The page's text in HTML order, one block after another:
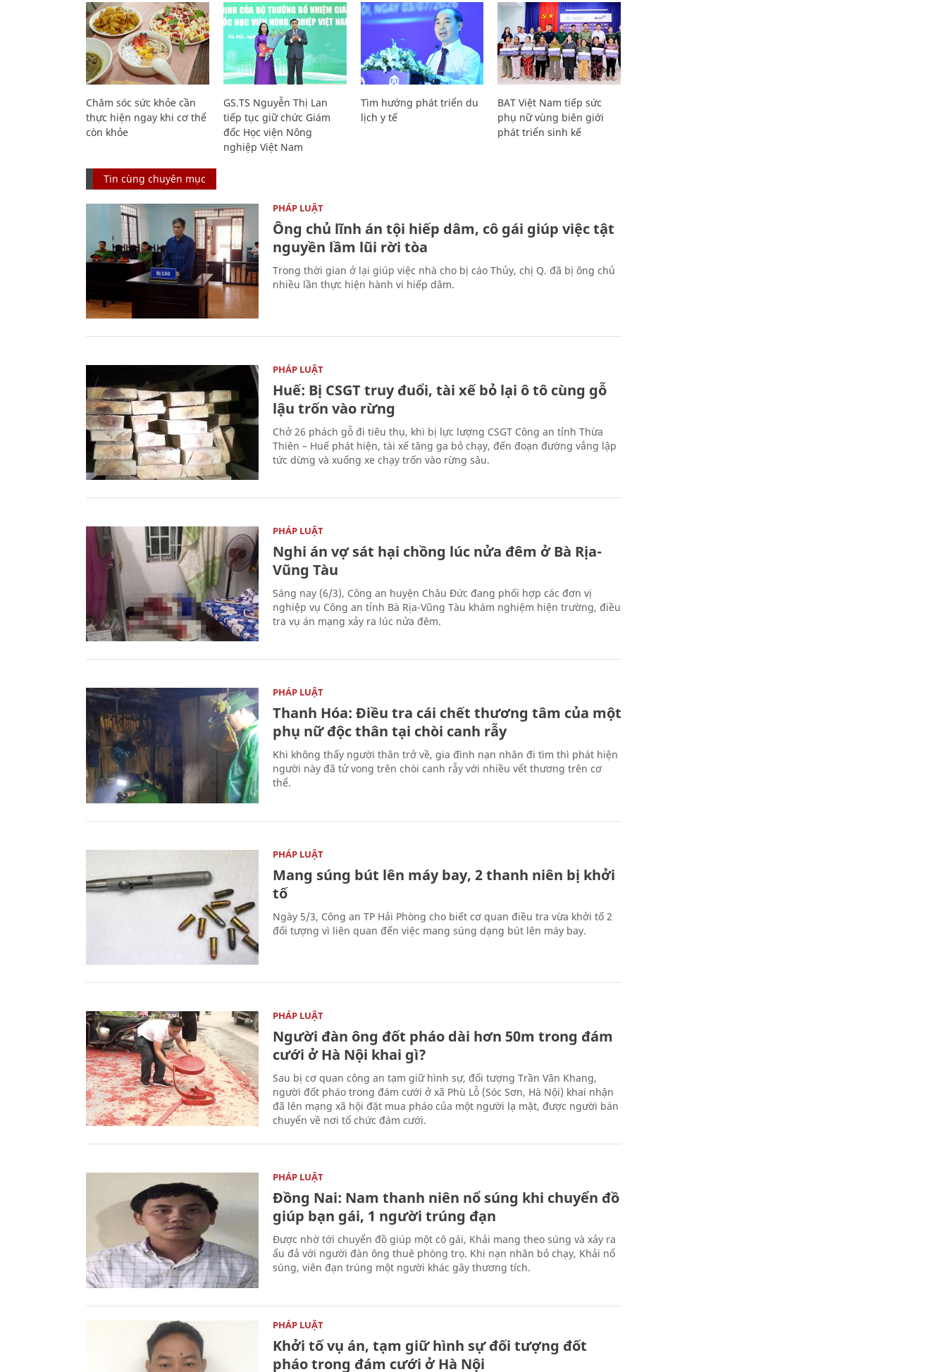
Chăm sóc sức khỏe cần
thực hiện ngay khi cơ thể
còn khỏe
GS.TS Nguyễn Thị Lan
tiếp tục giữ chức Giám
đốc Học viện Nông
nghiệp Việt Nam
Tìm hướng phát triển du
lịch y tế
BAT Việt Nam tiếp sức
phụ nữ vùng biên giới
phát triển sinh kế
Tin cùng chuyên mục
PHÁP LUẬT
Ông chủ lĩnh án tội hiếp dâm, cô gái giúp việc tật
nguyền lầm lũi rời tòa
Trong thời gian ở lại giúp việc nhà cho bị cáo Thủy, chị Q. đã bị ông chủ
nhiều lần thực hiện hành vi hiếp dâm.
PHÁP LUẬT
Huế: Bị CSGT truy đuổi, tài xế bỏ lại ô tô cùng gỗ
lậu trốn vào rừng
Chở 26 phách gỗ đi tiêu thụ, khi bị lực lượng CSGT Công an tỉnh Thừa
Thiên – Huế phát hiện, tài xế tăng ga bỏ chạy, đến đoạn đường vắng lập
tức dừng và xuống xe chạy trốn vào rừng sâu.
PHÁP LUẬT
Nghi án vợ sát hại chồng lúc nửa đêm ở Bà Rịa-
Vũng Tàu
Sáng nay (6/3), Công an huyện Châu Đức đang phối hợp các đơn vị
nghiệp vụ Công an tỉnh Bà Rịa-Vũng Tàu khám nghiệm hiện trường, điều
tra vụ án mạng xảy ra lúc nửa đêm.
PHÁP LUẬT
Thanh Hóa: Điều tra cái chết thương tâm của một
phụ nữ độc thân tại chòi canh rẫy
Khi không thấy người thân trở về, gia đình nạn nhân đi tìm thì phát hiện
người này đã tử vong trên chòi canh rẫy với nhiều vết thương trên cơ
thể.
PHÁP LUẬT
Mang súng bút lên máy bay, 2 thanh niên bị khởi
tố
Ngày 5/3, Công an TP Hải Phòng cho biết cơ quan điều tra vừa khởi tố 2
đối tượng vì liên quan đến việc mang súng dạng bút lên máy bay.
PHÁP LUẬT
Người đàn ông đốt pháo dài hơn 50m trong đám
cưới ở Hà Nội khai gì?
Sau bị cơ quan công an tạm giữ hình sự, đối tượng Trần Văn Khang,
người đốt pháo trong đám cưới ở xã Phù Lỗ (Sóc Sơn, Hà Nội) khai nhận
đã lên mạng xã hội đặt mua pháo của một người lạ mặt, được người bán
chuyển về nơi tổ chức đám cưới.
PHÁP LUẬT
Đồng Nai: Nam thanh niên nổ súng khi chuyển đồ
giúp bạn gái, 1 người trúng đạn
Được nhờ tới chuyển đồ giúp một cô gái, Khải mang theo súng và xảy ra
ẩu đả với người đàn ông thuê phòng trọ. Khi nạn nhân bỏ chạy, Khải nổ
súng, viên đạn trúng một người khác gây thương tích.
PHÁP LUẬT
Khởi tố vụ án, tạm giữ hình sự đối tượng đốt
pháo trong đám cưới ở Hà Nội